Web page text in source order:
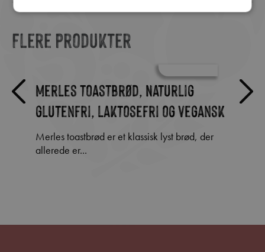
Flere produkter
4
Merles toastbrød, Naturlig
glutenfri, laktosefri og vegansk
Merles toastbrød er et klassisk lyst brød, der
allerede er...